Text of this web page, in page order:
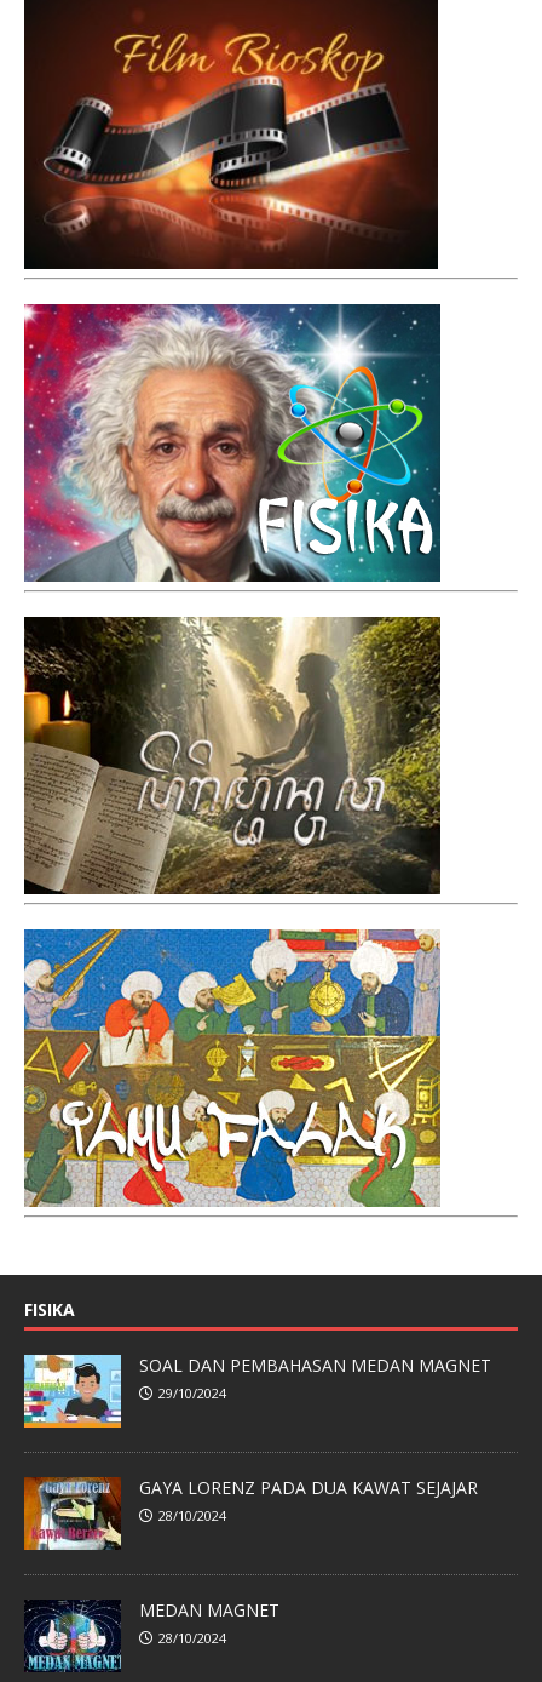
FISIKA
SOAL DAN PEMBAHASAN MEDAN MAGNET
29/10/2024
GAYA LORENZ PADA DUA KAWAT SEJAJAR
28/10/2024
MEDAN MAGNET
28/10/2024